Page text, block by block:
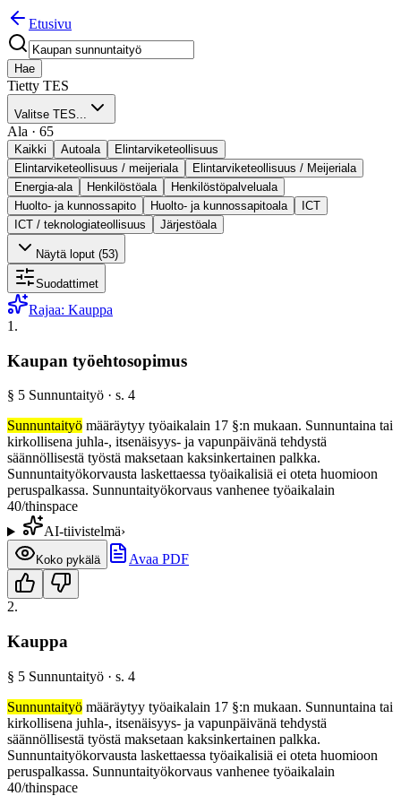
Etusivu
Hae
Tietty TES
Valitse TES...
Ala · 65
Kaikki Autoala
Elintarviketeollisuus
Elintarviketeollisuus / meijeriala
Elintarviketeollisuus / Meijeriala
Energia-ala
Henkilöstöala
Henkilöstöpalveluala
Huolto- ja kunnossapito
Huolto- ja kunnossapitoala
ICT
ICT / teknologiateollisuus
Järjestöala
Näytä loput (53)
Suodattimet
Rajaa: Kauppa
1 .
Kaupan työehtosopimus
§ 5 Sunnuntaityö · s. 4
Sunnuntaityö määräytyy työaikalain 17 §:n mukaan. Sunnuntaina tai
kirkollisena juhla-, itsenäisyys- ja vapunpäivänä tehdystä
säännöllisestä työstä maksetaan kaksinkertainen palkka.
Sunnuntaityökorvausta laskettaessa työaikalisiä ei oteta huomioon
peruspalkassa. Sunnuntaityökorvaus vanhenee työaikalain
40/thinspace
AI-tiivistelmä›
Koko pykälä Avaa PDF
2.
Kauppa
§ 5 Sunnuntaityö · s. 4
Sunnuntaityö määräytyy työaikalain 17 §:n mukaan. Sunnuntaina tai
kirkollisena juhla-, itsenäisyys- ja vapunpäivänä tehdystä
säännöllisestä työstä maksetaan kaksinkertainen palkka.
Sunnuntaityökorvausta laskettaessa työaikalisiä ei oteta huomioon
peruspalkassa. Sunnuntaityökorvaus vanhenee työaikalain
40/thinspace